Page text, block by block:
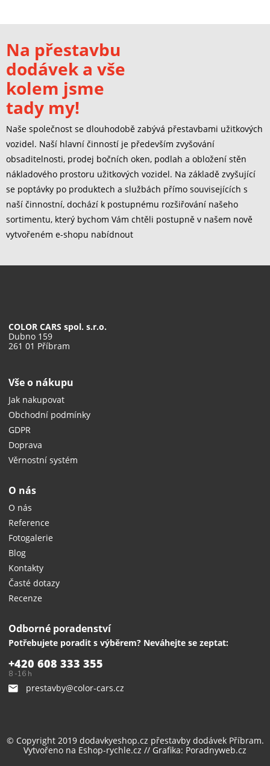
Na přestavbu
dodávek a vše
kolem jsme
tady my!
Naše společnost se dlouhodobě zabývá přestavbami užitkových
vozidel. Naší hlavní činností je především zvyšování
obsaditelnosti, prodej bočních oken, podlah a obložení stěn
nákladového prostoru užitkových vozidel. Na základě zvyšující
se poptávky po produktech a službách přímo souvisejících s
naší činnostní, dochází k postupnému rozšiřování našeho
sortimentu, který bychom Vám chtěli postupně v našem nově
vytvořeném e-shopu nabídnout
COLOR CARS spol. s.r.o.
Dubno 159
261 01 Příbram
Vše o nákupu
Jak nakupovat
Obchodní podmínky
GDPR
Doprava
Věrnostní systém
O nás
O nás
Reference
Fotogalerie
Blog
Kontakty
Časté dotazy
Recenze
Odborné poradenství
Potřebujete poradit s výběrem? Neváhejte se zeptat:
+420 608 333 355
8 -16 h
prestavby@color-cars.cz
© Copyright 2019 dodavkyeshop.cz přestavby dodávekPříbram.
Vytvořeno na Eshop-rychle.cz // Grafika: Poradnyweb.cz